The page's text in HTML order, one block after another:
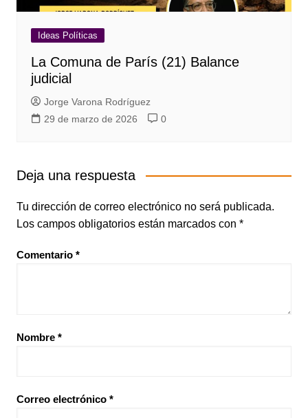
Ideas Políticas
La Comuna de París (21) Balance
judicial
Jorge Varona Rodríguez
29 de marzo de 2026
0
Deja una respuesta
Tu dirección de correo electrónico no será publicada.
Los campos obligatorios están marcados con *
Comentario *
Nombre *
Correo electrónico *